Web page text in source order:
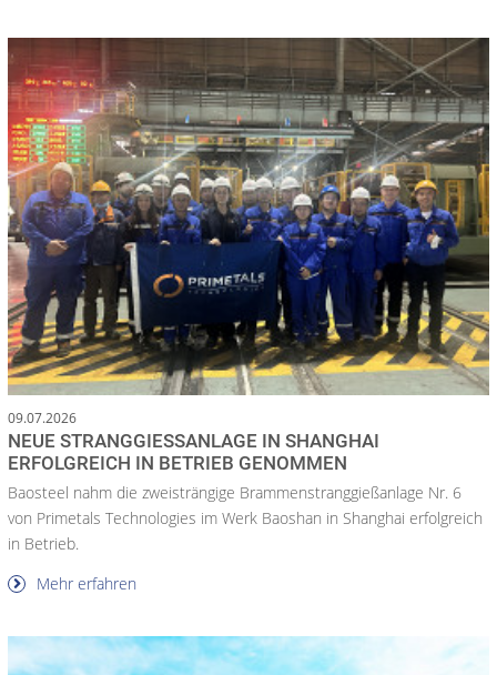
09.07.2026
NEUE STRANGGIESSANLAGE IN SHANGHAI E
RFOLGREICH IN BETRIEB GENOMMEN
Baosteel nahm die zweisträngige Brammenstranggießanlage Nr. 6
von Primetals Technologies im Werk Baoshan in Shanghai erfolgreich
in Betrieb.
Mehr erfahren